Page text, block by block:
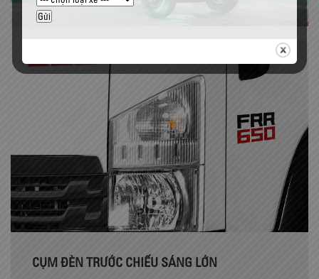
CỤM ĐÈN TRƯỚC CHIẾU SÁNG LỚN